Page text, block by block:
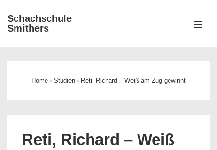
Zum
Inhalt
Schachschule
Smithers
Home › Studien › Reti, Richard – Weiß am Zug gewinnt
Reti, Richard – Weiß